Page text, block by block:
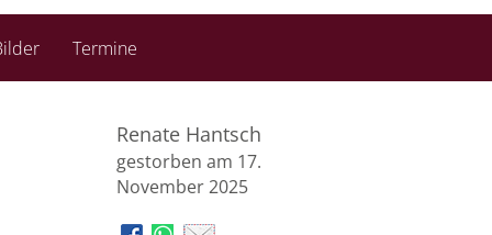
Termine
Renate Hantsch
gestorben am 17.
November 2025